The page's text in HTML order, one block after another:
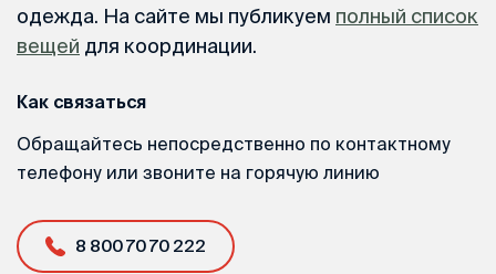
одежда. На сайте мы публикуем полный список
вещей для координации.
Как связаться
Обращайтесь непосредственно по контактному
телефону или звоните на горячую линию
8 800 70 70 222